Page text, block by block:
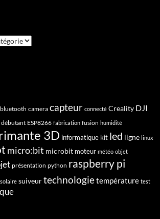
bluetooth camera capteur connecté Creality DJI
débutant ESP8266 fabrication fusion humidité
3D informatique kit led ligne linux
micro:bit microbit moteur météo objet
présentation python raspberry pi
solaire suiveurtechnologietempérature test